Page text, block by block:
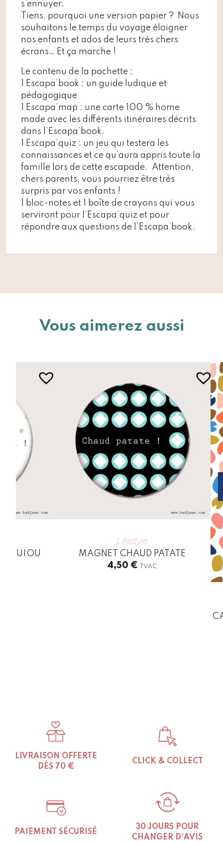
s’ennuyer.
Tiens, pourquoi une version papier ? Nous
souhaitons le temps du voyage éloigner
nos enfants et ados de leurs très chers
écrans… Et ça marche !
Le contenu de la pochette :
1 Escapa’book : un guide ludique et
pédagogique
1 Escapa’map : une carte 100 % home
made avec les différents itinéraires décrits
dans l’Escapa’book.
1 Escapa’quiz : un jeu qui testera les
connaissances et ce qu’aura appris toute la
famille lors de cette escapade. Attention,
chers parents, vous pourriez être très
surpris par vos enfants !
1 bloc-notes et 1 boîte de crayons qui vous
serviront pour l’Escapa’quiz et pour
répondre aux questions de l’Escapa’book.
Vous aimerez aussi
Lifestyle
MAGNET CHAUD PATATE
4,50 € TVAC
LIVRAISON OFFERTE
DÈS 70 €
CLICK & COLLECT
PAIEMENT SÉCURISÉ
30 JOURS POUR
CHANGER D'AVIS